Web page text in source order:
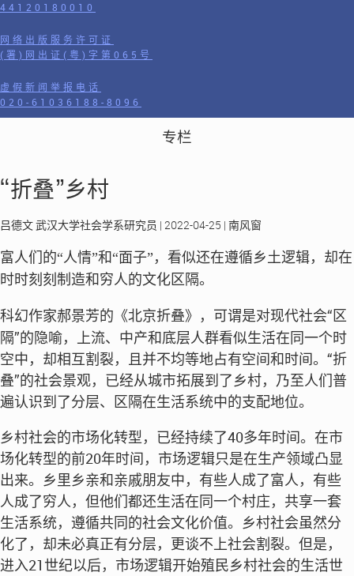
44120180010
网络出版服务许可证
(署)网出证(粤)字第065号
虚假新闻举报电话
020-61036188-8096
专栏
“折叠”乡村
吕德文 武汉大学社会学系研究员 | 2022-04-25 | 南风窗
富人们的“人情”和“面子”，看似还在遵循乡土逻辑，却在
时时刻刻制造和穷人的文化区隔。
科幻作家郝景芳的《北京折叠》，可谓是对现代社会“区
隔”的隐喻，上流、中产和底层人群看似生活在同一个时
空中，却相互割裂，且并不均等地占有空间和时间。“折
叠”的社会景观，已经从城市拓展到了乡村，乃至人们普
遍认识到了分层、区隔在生活系统中的支配地位。
乡村社会的市场化转型，已经持续了40多年时间。在市
场化转型的前20年时间，市场逻辑只是在生产领域凸显
出来。乡里乡亲和亲戚朋友中，有些人成了富人，有些
人成了穷人，但他们都还生活在同一个村庄，共享一套
生活系统，遵循共同的社会文化价值。乡村社会虽然分
化了，却未必真正有分层，更谈不上社会割裂。但是，
进入21世纪以后，市场逻辑开始殖民乡村社会的生活世